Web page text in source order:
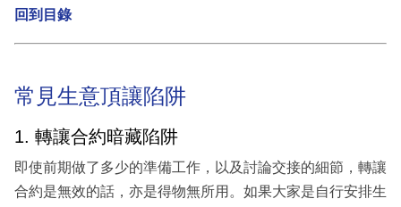
回到目錄
常見生意頂讓陷阱
1. 轉讓合約暗藏陷阱
即使前期做了多少的準備工作，以及討論交接的細節，轉讓
合約是無效的話，亦是得物無所用。如果大家是自行安排生